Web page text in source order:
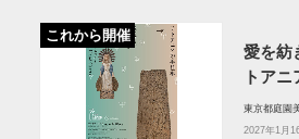
これから開催
愛を紡
トア
東京都庭園
2027年1月